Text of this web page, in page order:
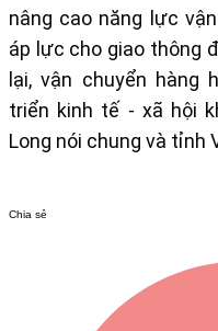
nâng cao năng lực
áp lực cho giao thông
lại, vận chuyển hàng
triển kinh tế - xã hội
Long nói chung và tỉnh
Chia sẻ